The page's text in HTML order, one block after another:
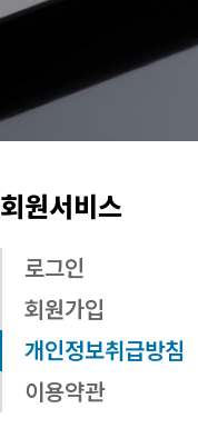
회원서비스
로그인
회원가입
개인정보취급방침
이용약관